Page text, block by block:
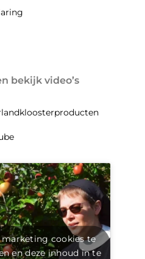
bekijk video’s
cookies te
en deze inhoud in te